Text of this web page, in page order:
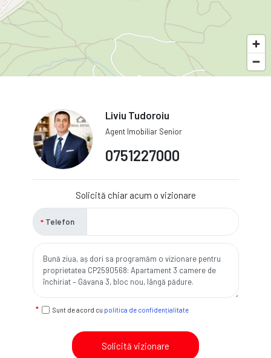
Liviu Tudoroiu
Agent Imobiliar Senior
0751227000
Solicită chiar acum o vizionare
Telefon
Sunt de acord cu politica de confidențialitate
Solicită vizionare